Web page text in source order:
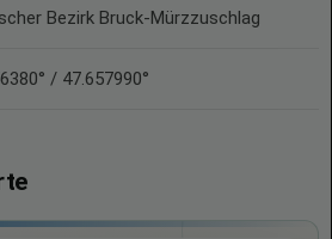
Bezirk Bruck-Mürzzuschlag
/ 47.657990°